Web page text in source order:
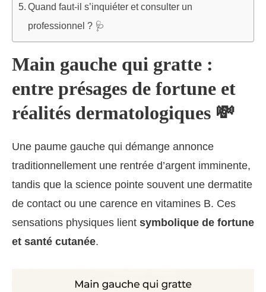
Quand faut-il s’inquiéter et consulter un
professionnel ? 🩺
Main gauche qui gratte :
entre présages de fortune et
réalités dermatologiques 💸
Une paume gauche qui démange annonce
traditionnellement une rentrée d’argent imminente,
tandis que la science pointe souvent une dermatite
de contact ou une carence en vitamines B. Ces
sensations physiques lient symbolique de fortune
et santé cutanée.